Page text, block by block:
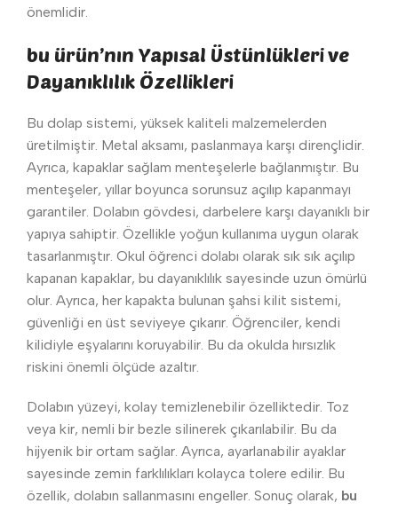
önemlidir.
bu ürün’nın Yapısal Üstünlükleri ve
Dayanıklılık Özellikleri
Bu dolap sistemi, yüksek kaliteli malzemelerden
üretilmiştir. Metal aksamı, paslanmaya karşı dirençlidir.
Ayrıca, kapaklar sağlam menteşelerle bağlanmıştır. Bu
menteşeler, yıllar boyunca sorunsuz açılıp kapanmayı
garantiler. Dolabın gövdesi, darbelere karşı dayanıklı bir
yapıya sahiptir. Özellikle yoğun kullanıma uygun olarak
tasarlanmıştır. Okul öğrenci dolabı olarak sık sık açılıp
kapanan kapaklar, bu dayanıklılık sayesinde uzun ömürlü
olur. Ayrıca, her kapakta bulunan şahsi kilit sistemi,
güvenliği en üst seviyeye çıkarır. Öğrenciler, kendi
kilidiyle eşyalarını koruyabilir. Bu da okulda hırsızlık
riskini önemli ölçüde azaltır.
Dolabın yüzeyi, kolay temizlenebilir özelliktedir. Toz
veya kir, nemli bir bezle silinerek çıkarılabilir. Bu da
hijyenik bir ortam sağlar. Ayrıca, ayarlanabilir ayaklar
sayesinde zemin farklılıkları kolayca tolere edilir. Bu
özellik, dolabın sallanmasını engeller. Sonuç olarak, bu